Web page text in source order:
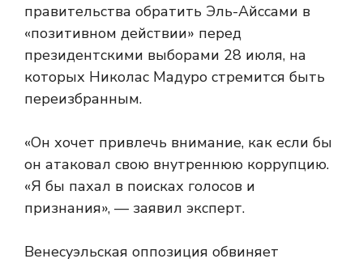
правительства обратить Эль-Айссами в
«позитивном действии» перед
президентскими выборами 28 июля, на
которых Николас Мадуро стремится быть
переизбранным.
«Он хочет привлечь внимание, как если бы
он атаковал свою внутреннюю коррупцию.
«Я бы пахал в поисках голосов и
признания», — заявил эксперт.
Венесуэльская оппозиция обвиняет